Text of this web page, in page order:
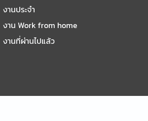
งานประจำ
งาน Work from home
งานที่ผ่านไปแล้ว